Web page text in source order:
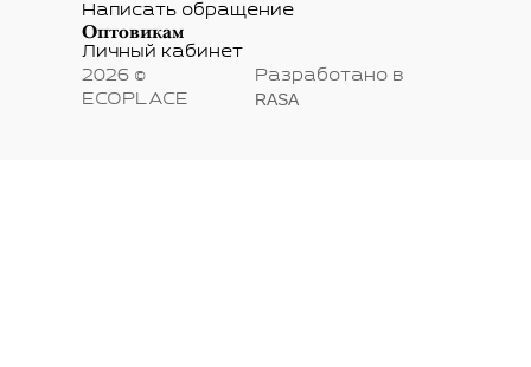
Написать обращение
Оптовикам
Личный кабинет
2026 ©
ECOPLACE
Разработано в
RASA